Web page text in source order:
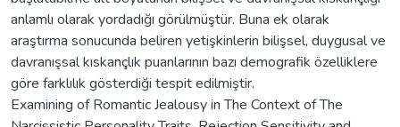
anlamlı olarak yordadığı görülmüştür. Buna ek olarak
araştırma sonucunda beliren yetişkinlerin bilişsel, duygusal ve
davranışsal kıskançlık puanlarının bazı demografik özelliklere
göre farklılık gösterdiği tespit edilmiştir.
Examining of Romantic Jealousy in The Context of The